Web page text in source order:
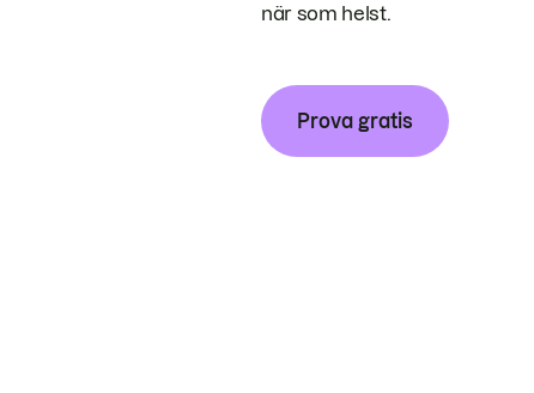
när som helst.
Prova gratis